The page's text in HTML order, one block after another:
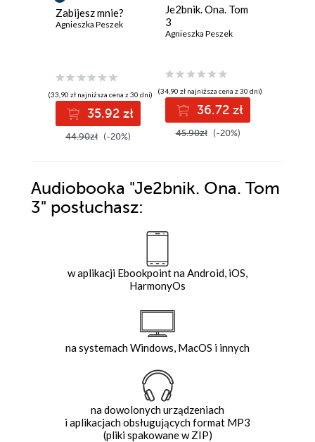
Zabijesz mnie?
Agnieszka Peszek
(33,90 zł najniższa cena z 30 dni)
35.92 zł
44.90zł (-20%)
Je2bnik. Ona. Tom
3
Agnieszka Peszek
(34,90 zł najniższa cena z 30 dni)
36.72 zł
45.90zł (-20%)
Audiobooka "Je2bnik. Ona. Tom
3" posłuchasz:
w aplikacji Ebookpoint na Android, iOS,
HarmonyOs
na systemach Windows, MacOS i innych
na dowolonych urządzeniach
i aplikacjach obsługujących format MP3
(pliki spakowane w ZIP)